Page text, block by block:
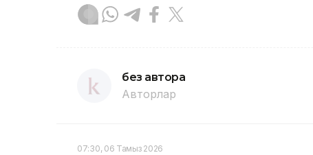
без автора
Авторлар
07:30, 06 Тамыз 2026